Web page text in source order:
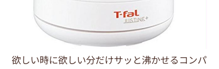
欲しい時に欲しい分だけサッと沸かせるコンパ